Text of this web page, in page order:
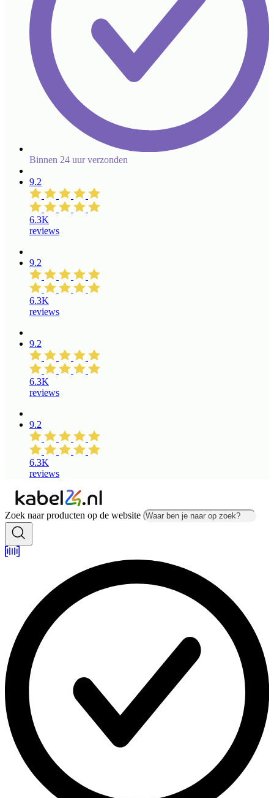
Binnen 24 uur verzonden
9.2
6.3K
reviews
9.2
6.3K
reviews
9.2
6.3K
reviews
9.2
6.3K
reviews
Zoek naar producten op de website